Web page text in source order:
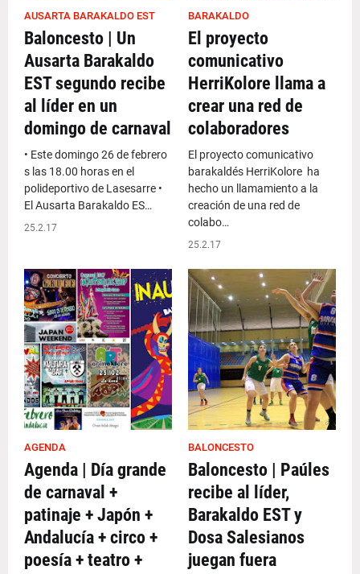
AUSARTA BARAKALDO EST
Baloncesto | Un
Ausarta Barakaldo
EST segundo recibe
al líder en un
domingo de carnaval
• Este domingo 26 de febrero
s las 18.00 horas en el
polideportivo de Lasesarre •
El Ausarta Barakaldo ES…
25.2.17
BARAKALDO
El proyecto
comunicativo
HerriKolore llama a
crear una red de
colaboradores
El proyecto comunicativo
barakaldés HerriKolore ha
hecho un llamamiento a la
creación de una red de
colabo…
25.2.17
AGENDA
Agenda | Día grande
de carnaval +
patinaje + Japón +
Andalucía + circo +
poesía + teatro +
BALONCESTO
Baloncesto | Paúles
recibe al líder,
Barakaldo EST y
Dosa Salesianos
juegan fuera